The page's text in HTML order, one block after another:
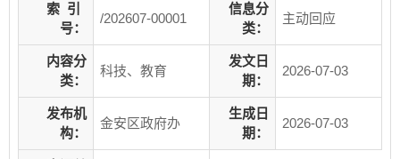
索 引
号：
/202607-00001
信息分
类：
主动回应
内容分
类：
科技、教育
发文日
期：
2026-07-03
发布机
构：
金安区政府办
生成日
期：
2026-07-03